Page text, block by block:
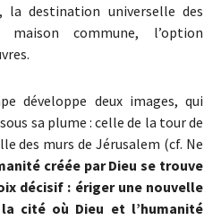
la destination universelle des
commune, l’option
développe deux images, qui
sa plume : celle de la tour de
des murs de Jérusalem (cf. Ne
créée par Dieu se trouve
décisif : ériger une nouvelle
cité où Dieu et l’humanité